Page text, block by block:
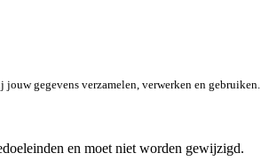
jouw gegevens verzamelen, verwerken en gebruiken.
en moet niet worden gewijzigd.